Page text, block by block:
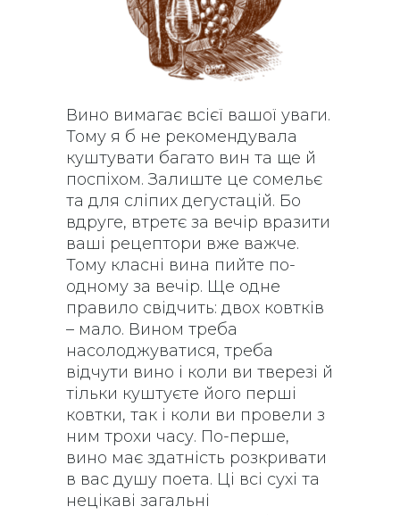
Вино вимагає всієї вашої уваги.
Тому я б не рекомендувала
куштувати багато вин та ще й
поспіхом. Залиште це сомельє
та для сліпих дегустацій. Бо
вдруге, втретє за вечір вразити
ваші рецептори вже важче.
Тому класні вина пийте по-
одному за вечір. Ще одне
правило свідчить: двох ковтків
– мало. Вином треба
насолоджуватися, треба
відчути вино і коли ви тверезі й
тільки куштуєте його перші
ковтки, так і коли ви провели з
ним трохи часу. По-перше,
вино має здатність розкривати
в вас душу поета. Ці всі сухі та
нецікаві загальні